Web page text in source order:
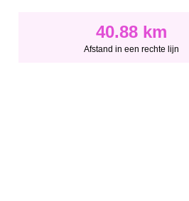
40.88 km
Afstand in een rechte lijn